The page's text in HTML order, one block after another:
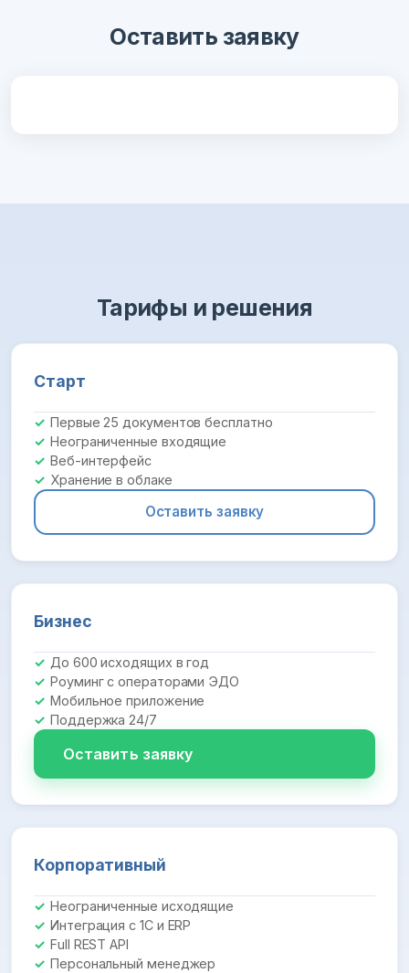
Оставить заявку
Тарифы и решения
Старт
Первые 25 документов бесплатно
Неограниченные входящие
Веб-интерфейс
Хранение в облаке
Оставить заявку
Бизнес
До 600 исходящих в год
Роуминг с операторами ЭДО
Мобильное приложение
Поддержка 24/7
Оставить заявку
Корпоративный
Неограниченные исходящие
Интеграция с 1С и ERP
Full REST API
Персональный менеджер